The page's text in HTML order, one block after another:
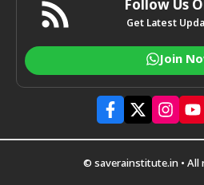
Follow Us
Get Latest
Join
© saverainstitute.in • All